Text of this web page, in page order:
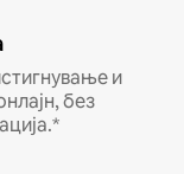
и
без